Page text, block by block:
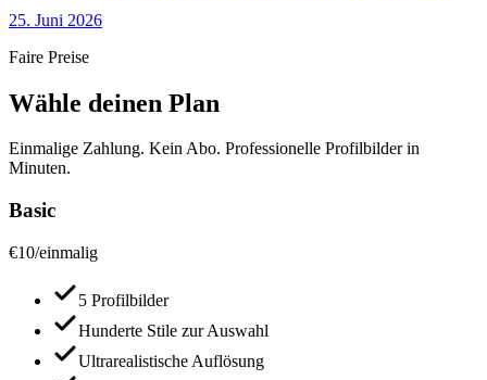
25. Juni 2026
Faire Preise
Wähle deinen Plan
Einmalige Zahlung. Kein Abo. Professionelle Profilbilder in
Minuten.
Basic
€10/einmalig
5 Profilbilder
Hunderte Stile zur Auswahl
Ultrarealistische Auflösung